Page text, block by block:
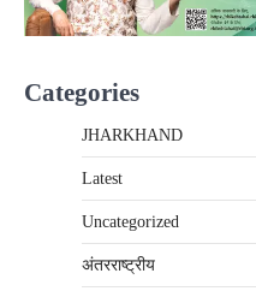
Categories
JHARKHAND
Latest
Uncategorized
अंतरराष्‍ट्रीय